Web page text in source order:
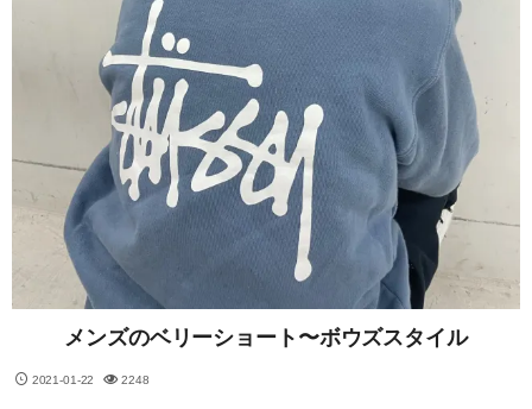
メンズのベリーショート〜ボウズスタイル
2021-01-22 2248